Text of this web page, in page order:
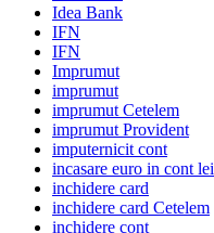
Idea Bank
IFN
IFN
Imprumut
imprumut
imprumut Cetelem
imprumut Provident
imputernicit cont
incasare euro in cont lei
inchidere card
inchidere card Cetelem
inchidere cont